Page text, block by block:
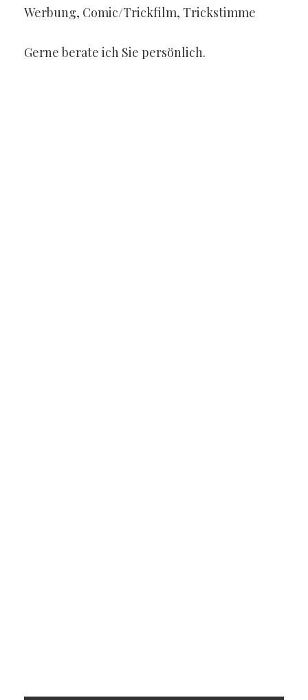
Werbung, Comic/Trickfilm, Trickstimme
Gerne berate ich Sie persönlich.